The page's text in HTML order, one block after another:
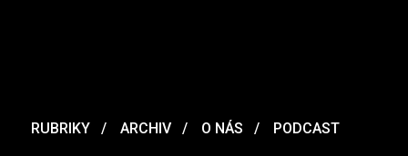
RUBRIKY ARCHIV O NÁS PODCAST